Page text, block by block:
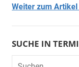
Weiter zum Artikel
SUCHE IN
Suchen